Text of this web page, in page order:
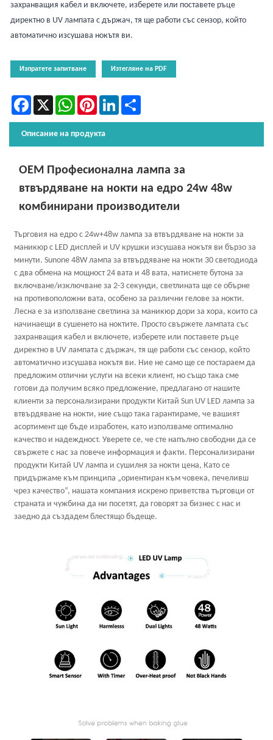
захранващия кабел и включете, изберете или поставете ръце
директно в UV лампата с държач, тя ще работи със сензор, който
автоматично изсушава нокътя ви.
Изпратете запитване Изтегляне на PDF
Facebook
X WhatsAppPinterestLinkedIn
Описание на продукта
OEM Професионална лампа за
втвърдяване на нокти на едро 24w 48w
комбинирани производители
Търговия на едро с 24w+48w лампа за втвърдяване на нокти за
маникюр с LED дисплей и UV крушки изсушава нокътя ви бързо за
минути. Sunone 48W лампа за втвърдяване на нокти 30 светодиода
с два обмена на мощност 24 вата и 48 вата, натиснете бутона за
включване/изключване за 2-3 секунди, светлината ще се обърне
на противоположни вата, особено за различни гелове за нокти.
Лесна е за използване светлина за маникюр дори за хора, които са
начинаещи в сушенето на ноктите. Просто свържете лампата със
захранващия кабел и включете, изберете или поставете ръце
директно в UV лампата с държач, тя ще работи със сензор, който
автоматично изсушава нокътя ви. Ние не само ще се постараем да
предложим отлични услуги на всеки клиент, но също така сме
готови да получим всяко предложение, предлагано от нашите
клиенти за персонализирани продукти Китай Sun UV LED лампа за
втвърдяване на нокти, ние също така гарантираме, че вашият
асортимент ще бъде изработен, като използваме оптимално
качество и надеждност. Уверете се, че сте напълно свободни да се
свържете с нас за повече информация и факти. Персонализирани
продукти Китай UV лампа и сушилня за нокти цена, Като се
придържаме към принципа „ориентиран към човека, печеливш
чрез качество“, нашата компания искрено приветства търговци от
страната и чужбина да ни посетят, да говорят за бизнес с нас и
заедно да създадем блестящо бъдеще.